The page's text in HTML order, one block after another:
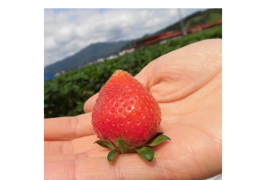
o
k
a
t